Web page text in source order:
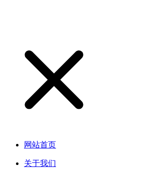
网站首页
关于我们